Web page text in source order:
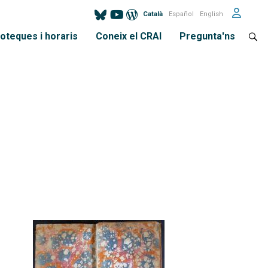
Català Español English
i horaris Coneix el CRAI Pregunta'ns